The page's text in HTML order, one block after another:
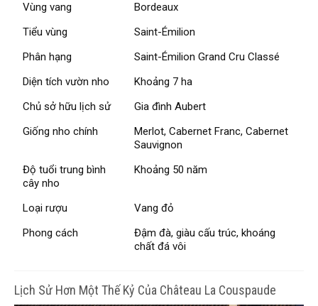
Vùng vang
Bordeaux
Tiểu vùng
Saint-Émilion
Phân hạng
Saint-Émilion Grand Cru Classé
Diện tích vườn nho
Khoảng 7 ha
Chủ sở hữu lịch sử
Gia đình Aubert
Giống nho chính
Merlot, Cabernet Franc, Cabernet
Sauvignon
Độ tuổi trung bình
cây nho
Khoảng 50 năm
Loại rượu
Vang đỏ
Phong cách
Đậm đà, giàu cấu trúc, khoáng
chất đá vôi
Lịch Sử Hơn Một Thế Kỷ Của Château La Couspaude